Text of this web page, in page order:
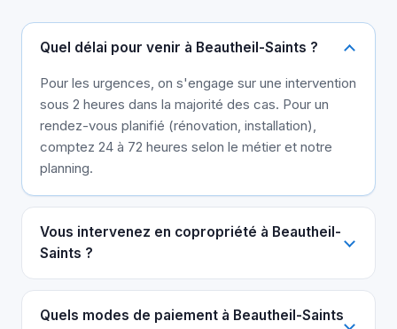
Quel délai pour venir à Beautheil-Saints ?
Pour les urgences, on s'engage sur une intervention
sous 2 heures dans la majorité des cas. Pour un
rendez-vous planifié (rénovation, installation),
comptez 24 à 72 heures selon le métier et notre
planning.
Vous intervenez en copropriété à Beautheil-
Saints ?
Quels modes de paiement à Beautheil-Saints